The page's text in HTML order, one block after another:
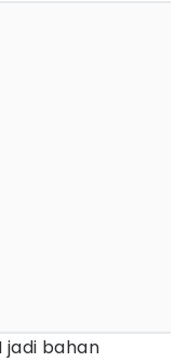
jadi bahan